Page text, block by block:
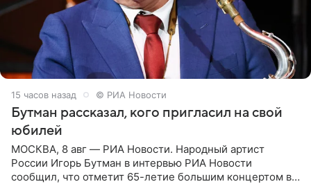
15 часов назад © РИА Новости
Бутман рассказал, кого пригласил на свой
юбилей
МОСКВА, 8 авг — РИА Новости. Народный артист
России Игорь Бутман в интервью РИА Новости
сообщил, что отметит 65-летие большим концертом в